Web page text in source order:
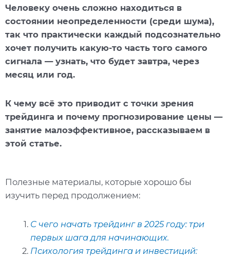
Человеку очень сложно находиться в
состоянии неопределенности (среди шума),
так что практически каждый подсознательно
хочет получить какую-то часть того самого
сигнала — узнать, что будет завтра, через
месяц или год.
К чему всё это приводит с точки зрения
трейдинга и почему прогнозирование цены —
занятие малоэффективное, рассказываем в
этой статье.
Полезные материалы, которые хорошо бы
изучить перед продолжением:
С чего начать трейдинг в 2025 году: три
первых шага для начинающих.
Психология трейдинга и инвестиций: